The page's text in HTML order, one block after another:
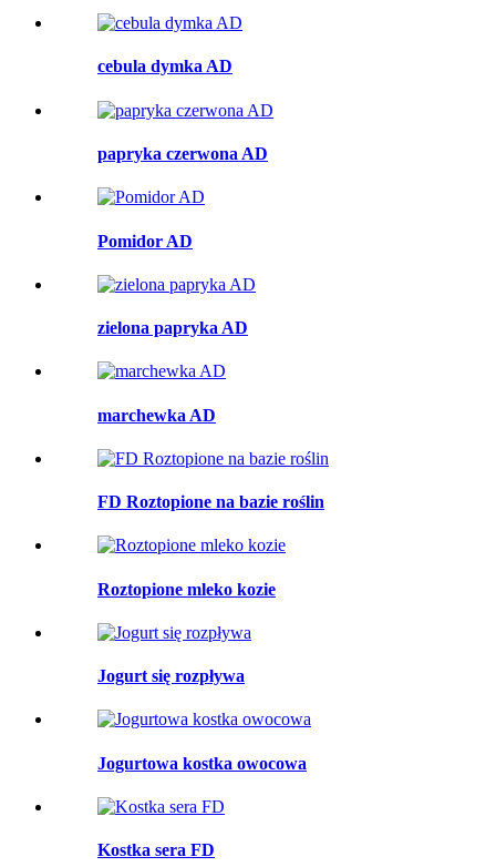
cebula dymka AD
papryka czerwona AD
Pomidor AD
zielona papryka AD
marchewka AD
FD Roztopione na bazie roślin
Roztopione mleko kozie
Jogurt się rozpływa
Jogurtowa kostka owocowa
Kostka sera FD